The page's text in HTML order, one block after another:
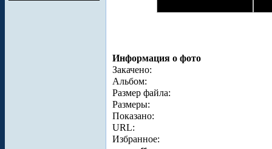
Информация о фото
Закачено:
Альбом:
Размер файла:
Размеры:
Показано:
URL:
Избранное: